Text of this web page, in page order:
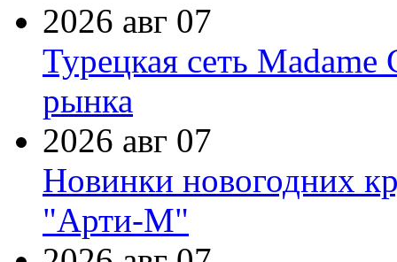
2026 авг 07
Турецкая сеть Madame
рынка
2026 авг 07
Новинки новогодних
"Арти-М"